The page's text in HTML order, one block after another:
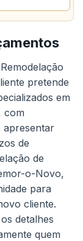
pretende
em
com
apresentar
de
de
o-Novo,
para
cliente.
detalhes
quem